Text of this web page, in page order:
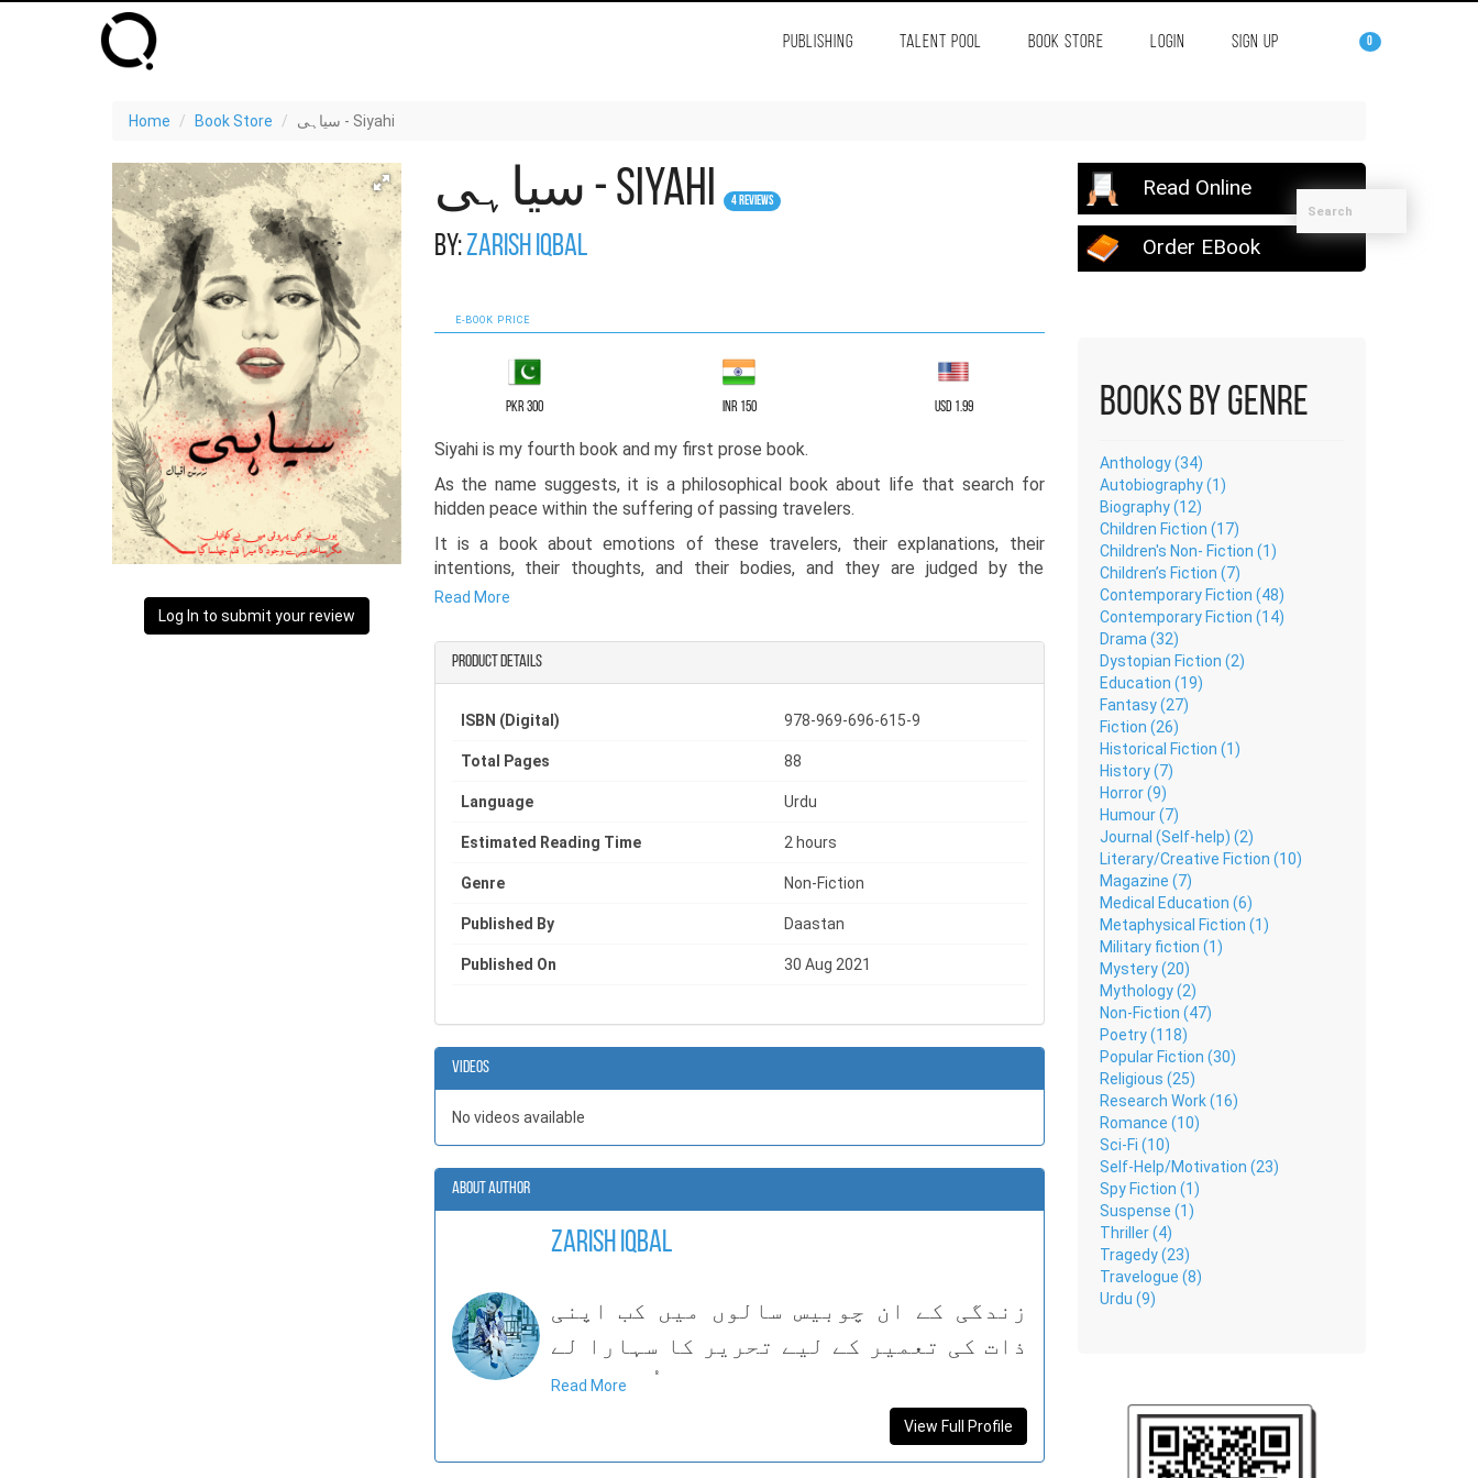
PUBLISHING TALENT POOL BOOK STORE LOGIN SIGN UP 0
Home Book Store سیاہی - Siyahi
Log In to submit your review
سیاہی - Siyahi 4 Reviews
By:Zarish Iqbal
E-BOOK PRICE
PKR 300 INR 150 USD 1.99
Siyahi is my fourth book and my first prose book.
As the name suggests, it is a philosophical book about life that search for
hidden peace within the suffering of passing travelers.
It is a book about emotions of these travelers, their explanations, their
intentions, their thoughts, and their bodies, and they are judged by the
standard of their souls
single, honest one.
It is a thoughtful reflection book about life’s complexities. A collection of
sharp answers to sudden, difficult questions, answers that give life a sweet
expression, and a deep philosophy of life book that is a critical reflection on
the self, and on the lived lives of every ordinary human being who walks
Read More
Product details
ISBN (Digital) 978-969-696-615-9
Total Pages 88
Language Urdu
Estimated Reading Time 2 hours
Genre Non-Fiction
Published By Daastan
Published On 30 Aug 2021
Videos
No videos available
About Author
Zarish Iqbal
زندگی کے ان چوبیس سالوں میں کب اپنی
ذات کی تعمیر کے لیے تحریر کا سہارا لے
لیا خود بھی نہیں جانتی۔شاید اُسی دن سے
جس دن سے ہوش سنبھال لیا اور بچپن کھو
دیا یا یوں کہوں کہ ہوش سنبھالنے کے چکر
Read More
View Full Profile
Read Online
Order EBook
Books by Genre
Anthology (34)
Autobiography (1)
Biography (12)
Children Fiction (17)
Children's Non- Fiction (1)
Children’s Fiction (7)
Contemporary Fiction (48)
Contemporary Fiction (14)
Drama (32)
Dystopian Fiction (2)
Education (19)
Fantasy (27)
Fiction (26)
Historical Fiction (1)
History (7)
Horror (9)
Humour (7)
Journal (Self-help) (2)
Literary/Creative Fiction (10)
Magazine (7)
Medical Education (6)
Metaphysical Fiction (1)
Military fiction (1)
Mystery (20)
Mythology (2)
Non-Fiction (47)
Poetry (118)
Popular Fiction (30)
Religious (25)
Research Work (16)
Romance (10)
Sci-Fi (10)
Self-Help/Motivation (23)
Spy Fiction (1)
Suspense (1)
Thriller (4)
Tragedy (23)
Travelogue (8)
Urdu (9)